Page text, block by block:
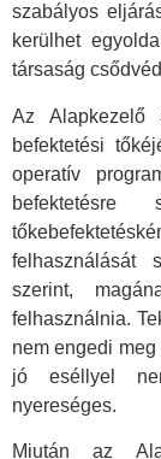
szabályos
kerülhet
társaság
Az Alapkezelő
befektetési
operatív
felhasználását
szerint,
felhasználnia.
nem engedi
jó eséllyel
nyereséges.
Miután az